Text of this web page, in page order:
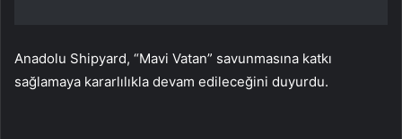
Anadolu Shipyard, “Mavi Vatan” savunmasına katkı
sağlamaya kararlılıkla devam edileceğini duyurdu.